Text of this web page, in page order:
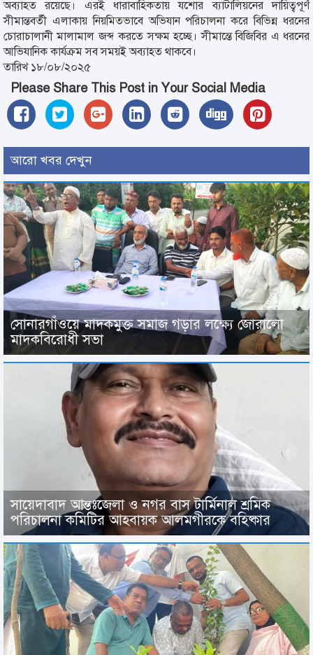
অব্যাহত রয়েছে। এরই ধারাবাহিকতায় যশোর ব্যাটালিয়নের দায়িত্বপূর্ণ
সীমান্তবর্তী এলাকায় নিয়মিতভাবে অভিযান পরিচালনা করে বিভিন্ন ধরনের
চোরাচালানী মালামাল জব্দ করতে সক্ষম হচ্ছে। সীমান্তে বিজিবির এ ধরনের
আভিযানিক কার্যক্রম সব সময়ই অব্যাহত থাকবে।
তারিখ ১৮/০৮/২০২৫
Please Share This Post in Your Social Media
আরো খবর দেখুন
সোনারগাঁওয়ে মাদকমুক্ত সমাজ গড়ার লক্ষ্যে জোরালো
মাদকবিরোধী সভা
সায়েদাবাদ আন্তঃজেলা ও নগর বাস টার্মিনাল শ্রমিক
পরিচালনা কমিটির আহবায়ক আলমগীরকে বহিষ্কার